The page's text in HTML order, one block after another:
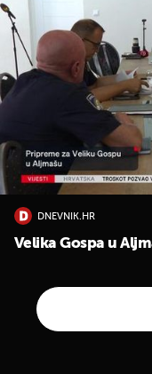
DNEVNIK.HR
Velika Gospa u